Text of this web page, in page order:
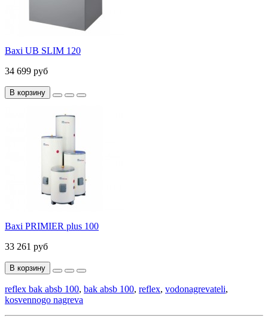
Baxi UB SLIM 120
34 699 руб
В корзину
Baxi PRIMIER plus 100
33 261 руб
В корзину
reflex bak absb 100, bak absb 100, reflex, vodonagrevateli,
kosvennogo nagreva